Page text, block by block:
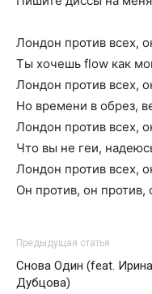
Лондон против всех,
Ты хочешь flow как
Лондон против всех,
Но времени в обрез,
Лондон против всех,
Что вы не геи,
Лондон против всех,
Он против, он против,
Предыдущая статья
Снова Один (feat. Ирина
Дубцова)